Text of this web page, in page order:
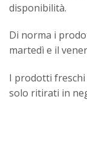
disponibilità.
Di norma i
martedì e il
I prodotti freschi
solo ritirati in